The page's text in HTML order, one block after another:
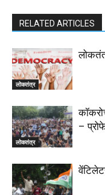
RELATED ARTICLES
लोकतंत्र
लोकतंत्र
–